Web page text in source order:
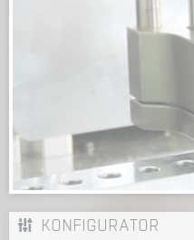
KONFIGURATOR